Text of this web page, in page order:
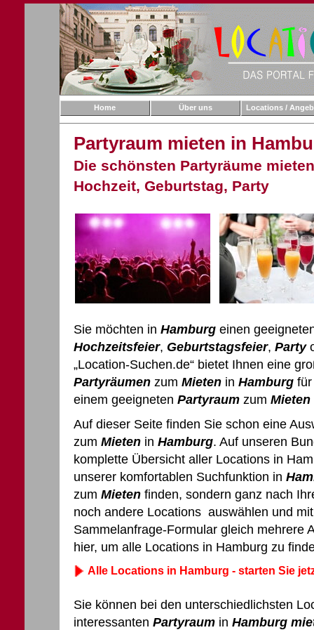
Home Über uns Locations /
Partyraum mieten in
Die schönsten Partyräume
Hochzeit, Geburtstag, Party
Sie möchten in Hamburg einen
Hochzeitsfeier, Geburtstagsfeier, Party
„Location-Suchen.de“ bietet Ihnen eine
Partyräumen zum Mieten in Hamburg
einem geeigneten Partyraum zum Mieten
Auf dieser Seite finden Sie schon eine
zum Mieten in Hamburg. Auf unseren
komplette Übersicht aller Locations in
unserer komfortablen Suchfunktion in
zum Mieten finden, sondern ganz nach
noch andere Locations auswählen und
Sammelanfrage-Formular gleich mehrere
hier, um alle Locations in Hamburg zu
Alle Locations in Hamburg - starten Sie
Sie können bei den unterschiedlichsten
interessanten Partyraum in Hamburg